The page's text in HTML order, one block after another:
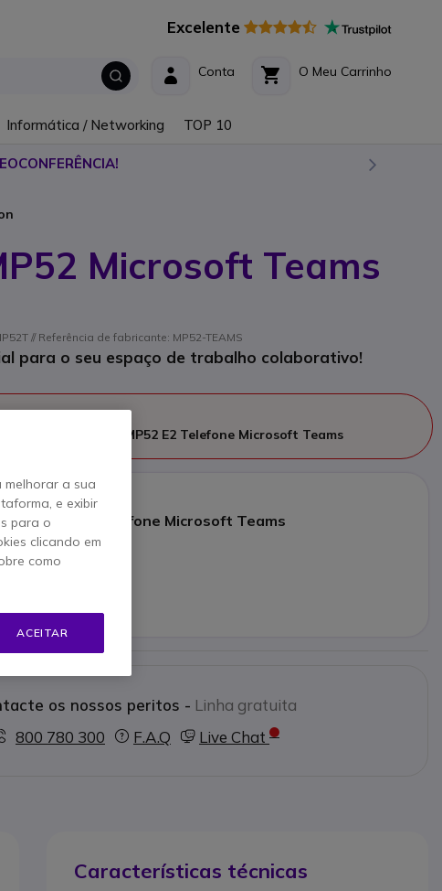
Excelente
O Meu Carrinho
Conta
Informática / Networking TOP 10
Microsoft Teams
// Referência de fabricante: MP52-TEAMS
para o seu espaço de trabalho colaborativo!
Yealink MP52 E2 Telefone Microsoft Teams
MP52 E2 Telefone Microsoft Teams
€
€
os nossos peritos - Linha gratuita
800 780 300
F.A.Q Live Chat
Características técnicas
melhorar a sua
e exibir
para o
clicando em
como
ACEITAR